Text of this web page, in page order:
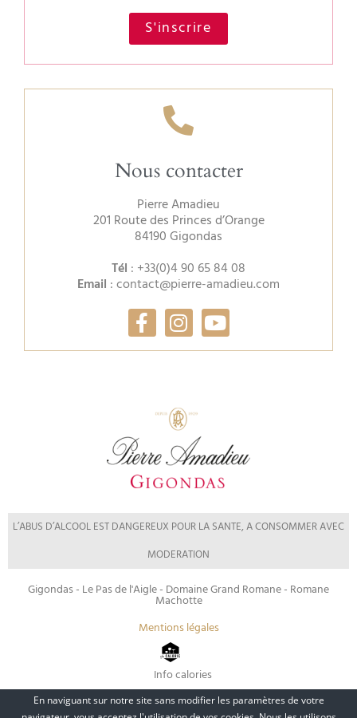
S'inscrire
Nous contacter
Pierre Amadieu
201 Route des Princes d’Orange
84190 Gigondas
Tél : +33(0)4 90 65 84 08
Email :contact@pierre-amadieu.com
L’ABUS D’ALCOOL EST DANGEREUX POUR LA SANTE, A CONSOMMER AVEC
MODERATION
Gigondas - Le Pas de l'Aigle - Domaine Grand Romane - Romane
Machotte
Mentions légales
Info calories
En naviguant sur notre site sans modifier les paramètres de votre